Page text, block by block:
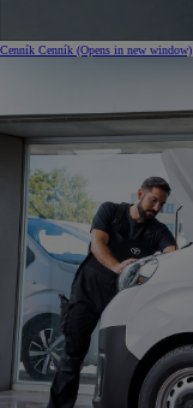
Cenník Cenník (Opens in new window)